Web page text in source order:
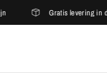
Gratis levering in de EU